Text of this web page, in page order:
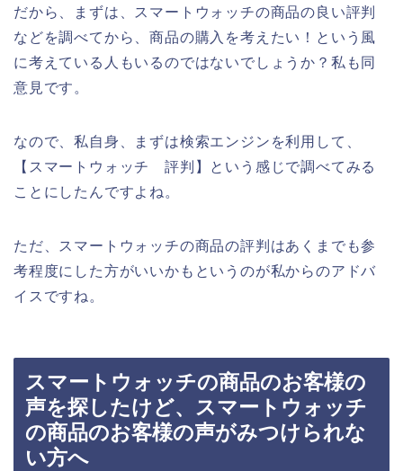
だから、まずは、スマートウォッチの商品の良い評判
などを調べてから、商品の購入を考えたい！という風
に考えている人もいるのではないでしょうか？私も同
意見です。
なので、私自身、まずは検索エンジンを利用して、
【スマートウォッチ 評判】という感じで調べてみる
ことにしたんですよね。
ただ、スマートウォッチの商品の評判はあくまでも参
考程度にした方がいいかもというのが私からのアドバ
イスですね。
スマートウォッチの商品のお客様の
声を探したけど、スマートウォッチ
の商品のお客様の声がみつけられな
い方へ